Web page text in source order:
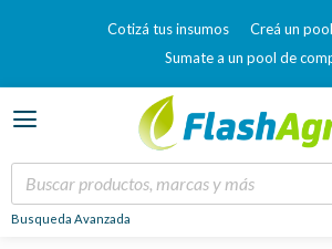
Cotizá tus insumos
Creá un
Sumate a un pool de
Busqueda Avanzada